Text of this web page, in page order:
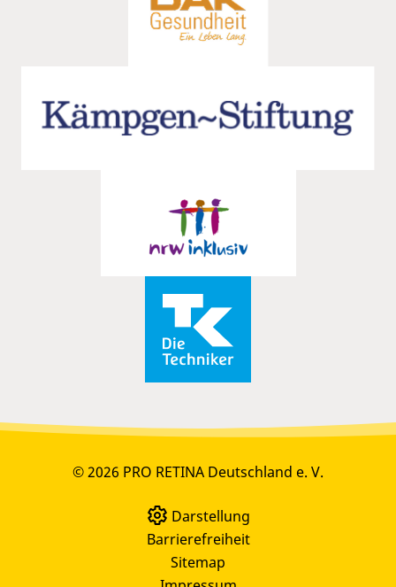
© 2026 PRO RETINA Deutschland e. V.
Darstellung
Barrierefreiheit
Sitemap